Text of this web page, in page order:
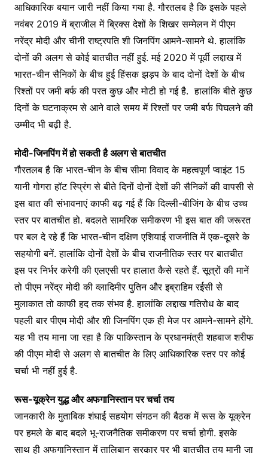
आधिकारिक बयान जारी नहीं किया गया है. गौरतलब है कि इसके पहले
नवंबर 2019 में ब्राजील में ब्रिक्स देशों के शिखर सम्मेलन में पीएम
नरेंद्र मोदी और चीनी राष्ट्रपति शी जिनपिंग आमने-सामने थे. हालांकि
दोनों की अलग से कोई बातचीत नहीं हुई. मई 2020 में पूर्वी लद्दाख में
भारत-चीन सैनिकों के बीच हुई हिंसक झड़प के बाद दोनों देशों के बीच
रिश्तों पर जमी बर्फ की परत कुछ और मोटी हो गई है. हालांकि बीते कुछ
दिनों के घटनाक्रम से आने वाले समय में रिश्तों पर जमी बर्फ पिघलने की
उम्मीद भी बढ़ी है.
मोदी-जिनपिंग में हो सकती है अलग से बातचीत
गौरतलब है कि भारत-चीन के बीच सीमा विवाद के महत्वपूर्ण प्वाइंट 15
यानी गोगरा हॉट स्प्रिंग से बीते दिनों दोनों देशों की सैनिकों की वापसी से
इस बात की संभावनाएं काफी बढ़ गई हैं कि दिल्ली-बीजिंग के बीच उच्च
स्तर पर बातचीत हो. बदलते सामरिक समीकरण भी इस बात की जरूरत
पर बल दे रहे हैं कि भारत-चीन दक्षिण एशियाई राजनीति में एक-दूसरे के
सहयोगी बनें. हालांकि दोनों देशों के बीच राजनीतिक स्तर पर बातचीत
इस पर निर्भर करेगी की एलएसी पर हालात कैसे रहते हैं. सूत्रों की मानें
तो पीएम नरेंद्र मोदी की व्लादिमीर पुतिन और इब्राहिम रईसी से
मुलाकात तो काफी हद तक संभव है. हालांकि लद्दाख गतिरोध के बाद
पहली बार पीएम मोदी और शी जिनपिंग एक ही मेज पर आमने-सामने होंगे.
यह भी तय माना जा रहा है कि पाकिस्तान के प्रधानमंत्री शहबाज शरीफ
की पीएम मोदी से अलग से बातचीत के लिए आधिकारिक स्तर पर कोई
चर्चा भी नहीं हुई है.
रूस-यूक्रेन युद्ध और अफगानिस्तान पर चर्चा तय
जानकारी के मुताबिक शंघाई सहयोग संगठन की बैठक में रूस के यूक्रेन
पर हमले के बाद बदले भू-राजनैतिक समीकरण पर चर्चा होगी. इसके
साथ ही अफगानिस्तान में तालिबान सरकार पर भी बातचीत तय मानी जा